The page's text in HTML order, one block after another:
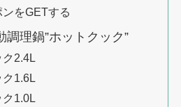
をGETする
調理鍋”ホットクック”
2.4L
1.6L
1.0L